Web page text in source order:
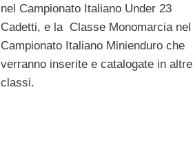
nel Campionato Italiano Under 23
Cadetti, e la Classe Monomarcia nel
Campionato Italiano Minienduro che
verranno inserite e catalogate in altre
classi.